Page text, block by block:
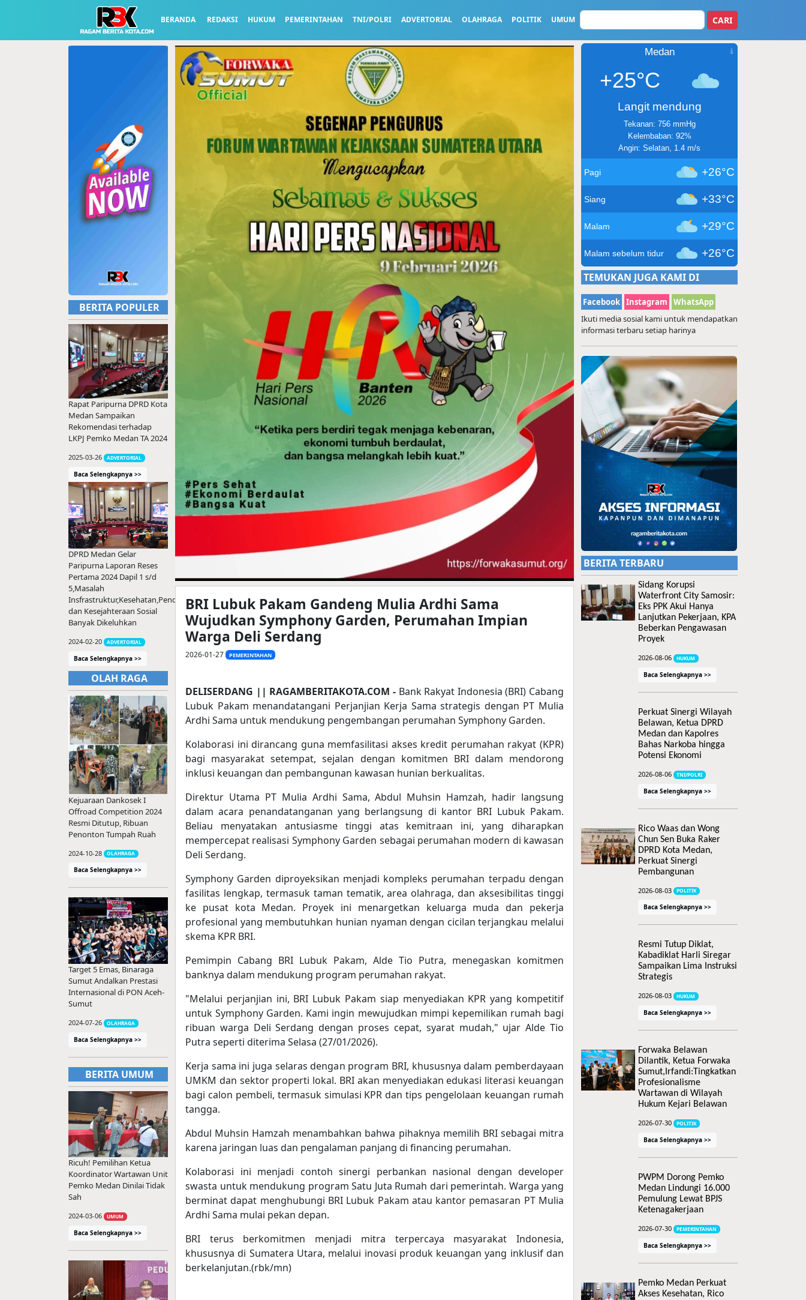
BERANDA REDAKSI HUKUM PEMERINTAHAN TNI/POLRI ADVERTORIAL OLAHRAGA POLITIK UMUM CARI
BERITA POPULER
Rapat Paripurna DPRD Kota
Medan Sampaikan
Rekomendasi terhadap
LKPJ Pemko Medan TA 2024
2025-03-26 ADVERTORIAL
Baca Selengkapnya >>
DPRD Medan Gelar
Paripurna Laporan Reses
Pertama 2024 Dapil 1 s/d
5,Masalah
Insfrastruktur,Kesehatan,Pendidikan
dan Kesejahteraan Sosial
Banyak Dikeluhkan
2024-02-20 ADVERTORIAL
Baca Selengkapnya >>
OLAH RAGA
Kejuaraan Dankosek I
Offroad Competition 2024
Resmi Ditutup, Ribuan
Penonton Tumpah Ruah
2024-10-28 OLAHRAGA
Baca Selengkapnya >>
Target 5 Emas, Binaraga
Sumut Andalkan Prestasi
Internasional di PON Aceh-
Sumut
2024-07-26 OLAHRAGA
Baca Selengkapnya >>
BERITA UMUM
Ricuh! Pemilihan Ketua
Koordinator Wartawan Unit
Pemko Medan Dinilai Tidak
Sah
2024-03-06 UMUM
Baca Selengkapnya >>
BRI Lubuk Pakam Gandeng Mulia Ardhi Sama
Wujudkan Symphony Garden, Perumahan Impian
Warga Deli Serdang
2026-01-27 PEMERINTAHAN
DELISERDANG || RAGAMBERITAKOTA.COM -Bank Rakyat Indonesia (BRI) Cabang
Lubuk Pakam menandatangani Perjanjian Kerja Sama strategis dengan PT Mulia
Ardhi Sama untuk mendukung pengembangan perumahan Symphony Garden.
Kolaborasi ini dirancang guna memfasilitasi akses kredit perumahan rakyat (KPR)
bagi masyarakat setempat, sejalan dengan komitmen BRI dalam mendorong
inklusi keuangan dan pembangunan kawasan hunian berkualitas.
Direktur Utama PT Mulia Ardhi Sama, Abdul Muhsin Hamzah, hadir langsung
dalam acara penandatanganan yang berlangsung di kantor BRI Lubuk Pakam.
Beliau menyatakan antusiasme tinggi atas kemitraan ini, yang diharapkan
mempercepat realisasi Symphony Garden sebagai perumahan modern di kawasan
Deli Serdang.
Symphony Garden diproyeksikan menjadi kompleks perumahan terpadu dengan
fasilitas lengkap, termasuk taman tematik, area olahraga, dan aksesibilitas tinggi
ke pusat kota Medan. Proyek ini menargetkan keluarga muda dan pekerja
profesional yang membutuhkan hunian nyaman dengan cicilan terjangkau melalui
skema KPR BRI.
Pemimpin Cabang BRI Lubuk Pakam, Alde Tio Putra, menegaskan komitmen
banknya dalam mendukung program perumahan rakyat.
"Melalui perjanjian ini, BRI Lubuk Pakam siap menyediakan KPR yang kompetitif
untuk Symphony Garden. Kami ingin mewujudkan mimpi kepemilikan rumah bagi
ribuan warga Deli Serdang dengan proses cepat, syarat mudah," ujar Alde Tio
Putra seperti diterima Selasa (27/01/2026).
Kerja sama ini juga selaras dengan program BRI, khususnya dalam pemberdayaan
UMKM dan sektor properti lokal. BRI akan menyediakan edukasi literasi keuangan
bagi calon pembeli, termasuk simulasi KPR dan tips pengelolaan keuangan rumah
tangga.
Abdul Muhsin Hamzah menambahkan bahwa pihaknya memilih BRI sebagai mitra
karena jaringan luas dan pengalaman panjang di financing perumahan.
Kolaborasi ini menjadi contoh sinergi perbankan nasional dengan developer
swasta untuk mendukung program Satu Juta Rumah dari pemerintah. Warga yang
berminat dapat menghubungi BRI Lubuk Pakam atau kantor pemasaran PT Mulia
Ardhi Sama mulai pekan depan.
BRI terus berkomitmen menjadi mitra terpercaya masyarakat Indonesia,
khususnya di Sumatera Utara, melalui inovasi produk keuangan yang inklusif dan
berkelanjutan.(rbk/mn)
Medan
+25°C
Langit mendung
Tekanan: 756 mmHg
Kelembaban: 92%
Angin: Selatan, 1.4 m/s
Pagi +26°C
Siang +33°C
Malam +29°C
Malam sebelum tidur +26°C
TEMUKAN JUGA KAMI DI
Facebook Instagram
WhatsApp
Ikuti media sosial kami untuk mendapatkan
informasi terbaru setiap harinya
BERITA TERBARU
Sidang Korupsi
Waterfront City Samosir:
Eks PPK Akui Hanya
Lanjutkan Pekerjaan, KPA
Beberkan Pengawasan
Proyek
2026-08-06 HUKUM
Baca Selengkapnya >>
Perkuat Sinergi Wilayah
Belawan, Ketua DPRD
Medan dan Kapolres
Bahas Narkoba hingga
Potensi Ekonomi
2026-08-06 TNI/POLRI
Baca Selengkapnya >>
Rico Waas dan Wong
Chun Sen Buka Raker
DPRD Kota Medan,
Perkuat Sinergi
Pembangunan
2026-08-03 POLITIK
Baca Selengkapnya >>
Resmi Tutup Diklat,
Kabadiklat Harli Siregar
Sampaikan Lima Instruksi
Strategis
2026-08-03 HUKUM
Baca Selengkapnya >>
Forwaka Belawan
Dilantik, Ketua Forwaka
Sumut,Irfandi:Tingkatkan
Profesionalisme
Wartawan di Wilayah
Hukum Kejari Belawan
2026-07-30 POLITIK
Baca Selengkapnya >>
PWPM Dorong Pemko
Medan Lindungi 16.000
Pemulung Lewat BPJS
Ketenagakerjaan
2026-07-30 PEMERINTAHAN
Baca Selengkapnya >>
Pemko Medan Perkuat
Akses Kesehatan, Rico